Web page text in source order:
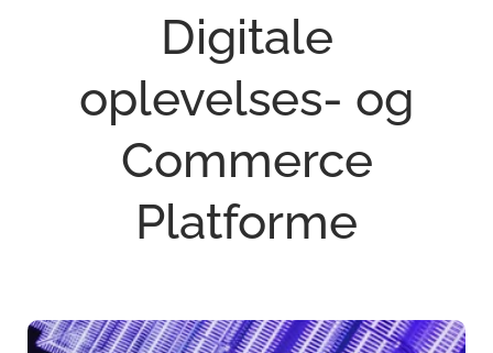
Digitale
oplevelses- og
Commerce
Platforme